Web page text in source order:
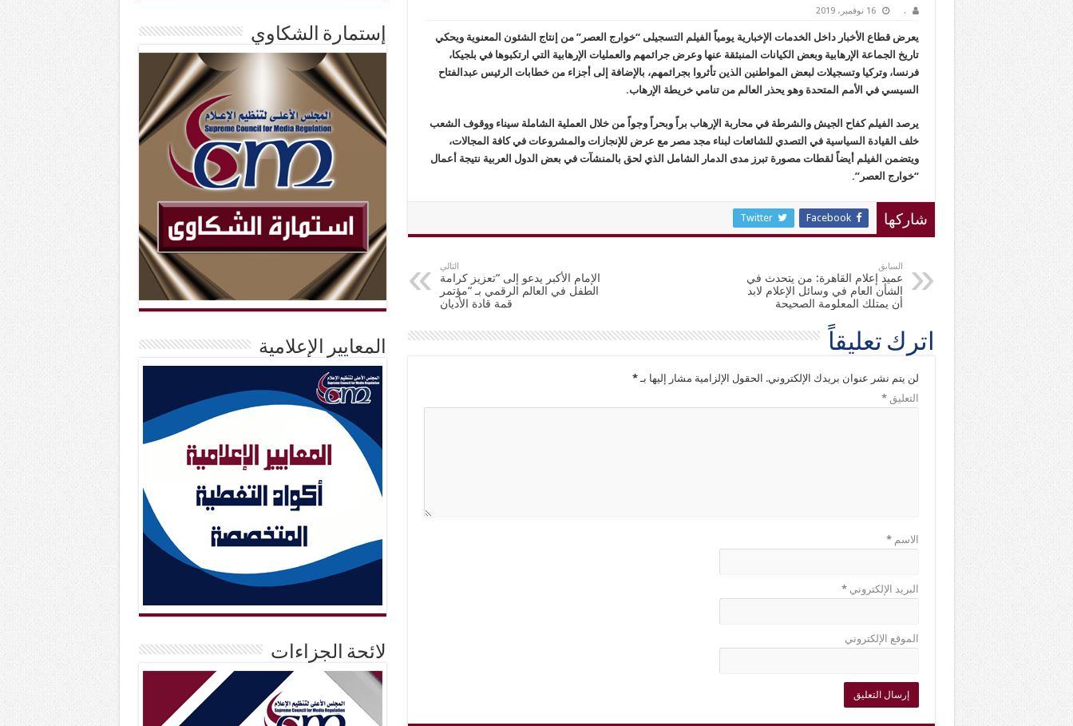
. 16 نوفمبر، 2019
يعرض قطاع الأخبار داخل الخدمات الإخبارية يومياً الفيلم التسجيلى “خوارج العصر” من إنتاج الشئون المعنوية ويحكي
تاريخ الجماعة الإرهابية وبعض الكيانات المنبثقة عنها وعرض جرائمهم والعمليات الإرهابية التي ارتكبوها في بلجيكا،
فرنسا، وتركيا وتسجيلات لبعض المواطنين الذين تأثروا بجرائمهم، بالإضافة إلى أجزاء من خطابات الرئيس عبدالفتاح
السيسي في الأمم المتحدة وهو يحذر العالم من تنامي خريطة الإرهاب.
يرصد الفيلم كفاح الجيش والشرطة في محاربة الإرهاب براً وبحراً وجواً من خلال العملية الشاملة سيناء ووقوف الشعب
خلف القيادة السياسية في التصدي للشائعات لبناء مجد مصر مع عرض للإنجازات والمشروعات في كافة المجالات،
ويتضمن الفيلم أيضاً لقطات مصورة تبرز مدى الدمار الشامل الذي لحق بالمنشآت في بعض الدول العربية نتيجة أعمال
“خوارج العصر”.
شاركها Facebook
Twitter
السابق
عميد إعلام القاهرة: من يتحدث في
الشأن العام في وسائل الإعلام لابد
أن يمتلك المعلومة الصحيحة
التالي
الإمام الأكبر يدعو إلى “تعزيز كرامة
الطفل في العالم الرقمي بـ “مؤتمر
قمة قادة الأديان
اترك تعليقاً
لن يتم نشر عنوان بريدك الإلكتروني. الحقول الإلزامية مشار إليها بـ*
التعليق*
الاسم*
البريد الإلكتروني*
الموقع الإلكتروني
إستمارة الشكاوي
المعايير الإعلامية
لائحة الجزاءات